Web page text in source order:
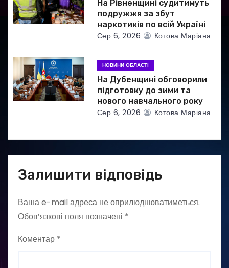
На Рівненщині судитимуть
подружжя за збут
наркотиків по всій Україні
Сер 6, 2026 Котова Маріана
НОВИНИ ОБЛАСТІ
На Дубенщині обговорили
підготовку до зими та
нового навчального року
Сер 6, 2026 Котова Маріана
Залишити відповідь
Ваша e-mail адреса не оприлюднюватиметься.
Обов’язкові поля позначені *
Коментар *